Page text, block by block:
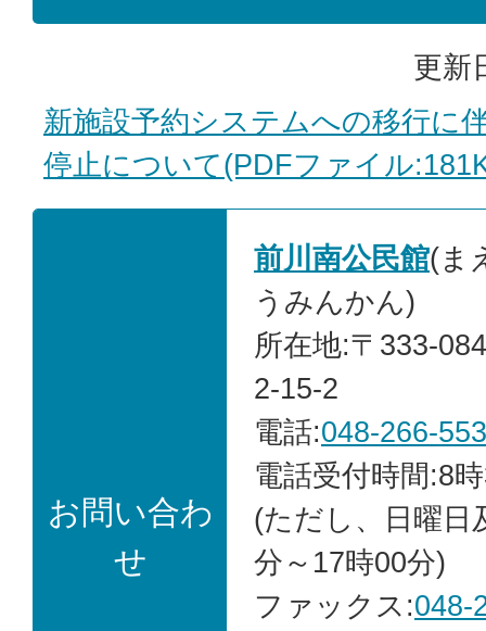
更新
新施設予約システムへの移行に
停止について(PDFファイル
お問い合わ
せ
前川南公民館(ま
うみんかん)
所在地:〒333-
2-15-2
電話:048-266-
電話受付時間:8
(ただし、日曜日
分～17時00分)
ファックス:048-